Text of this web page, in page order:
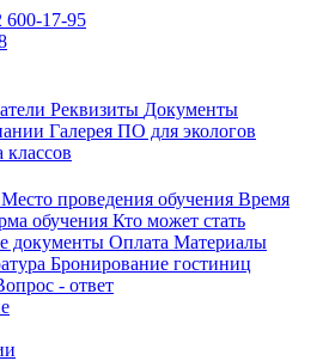
600-17-95
Реквизиты Документы
Галерея ПО для экологов
классов
Место проведения обучения Время
обучения Кто может стать
документы Оплата Материалы
Бронирование гостиниц
- ответ